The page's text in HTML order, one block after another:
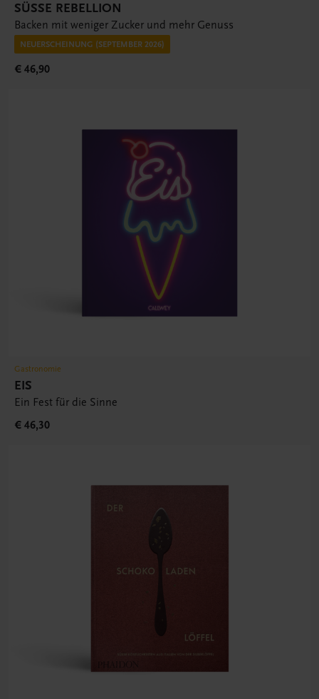
SÜSSE REBELLION
Backen mit weniger Zucker und mehr Genuss
NEUERSCHEINUNG (SEPTEMBER 2026)
€ 46,90
Gastronomie
EIS
Ein Fest für die Sinne
€ 46,30